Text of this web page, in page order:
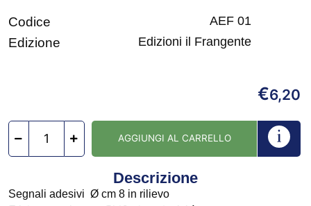
Codice AEF 01
Edizione Edizioni il Frangente
€6,20
AGGIUNGI AL CARRELLO
Descrizione
Segnali adesivi Ø cm 8 in rilievo